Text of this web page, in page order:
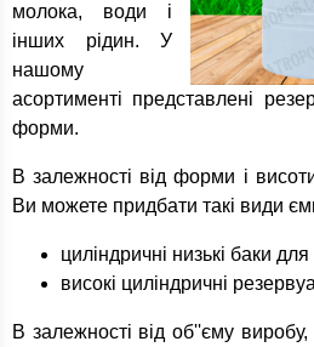
молока, води і
інших рідин. У
нашому
асортименті представлені
форми.
В залежності від форми і
Ви можете придбати такі види
циліндричні низькі баки
високі циліндричні
В залежності від об''єму